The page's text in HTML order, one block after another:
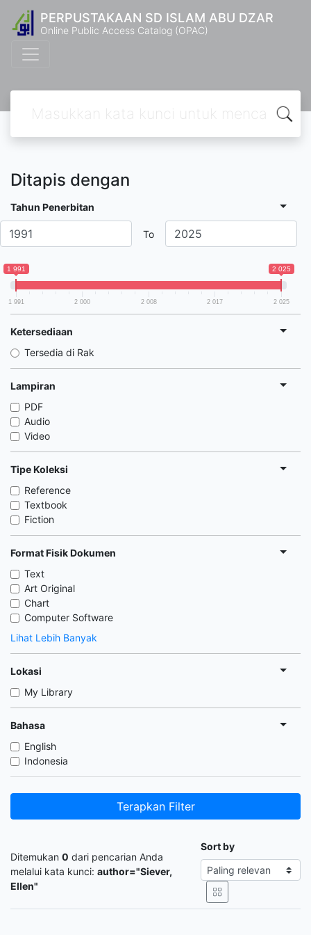
PERPUSTAKAAN SD ISLAM ABU DZAR
Online Public Access Catalog (OPAC)
Ditapis dengan
Tahun Penerbitan
To
1 991 2 025
1 991 2 000 2 008 2 017 2 025
Ketersediaan
Tersedia di Rak
Lampiran
PDF
Audio
Video
Tipe Koleksi
Reference
Textbook
Fiction
Format Fisik Dokumen
Text
Art Original
Chart
Computer Software
Lihat Lebih Banyak
Lokasi
My Library
Bahasa
English
Indonesia
Terapkan Filter
Ditemukan 0 dari pencarian Anda
melalui kata kunci: author="Siever,
Ellen"
Sort by